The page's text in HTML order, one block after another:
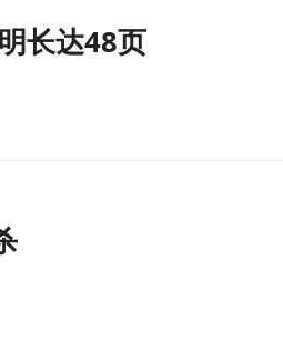
长达48页